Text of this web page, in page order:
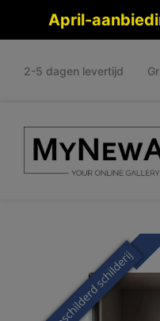
April-
2-5 dagen levertijd